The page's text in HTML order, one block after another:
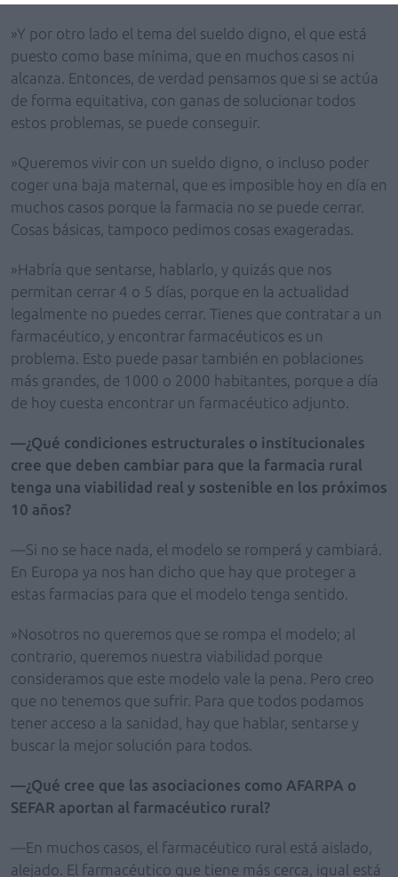
»Y por otro lado el tema del sueldo digno, el que está
puesto como base mínima, que en muchos casos ni
alcanza. Entonces, de verdad pensamos que si se actúa
de forma equitativa, con ganas de solucionar todos
estos problemas, se puede conseguir.
»Queremos vivir con un sueldo digno, o incluso poder
coger una baja maternal, que es imposible hoy en día en
muchos casos porque la farmacia no se puede cerrar.
Cosas básicas, tampoco pedimos cosas exageradas.
»Habría que sentarse, hablarlo, y quizás que nos
permitan cerrar 4 o 5 días, porque en la actualidad
legalmente no puedes cerrar. Tienes que contratar a un
farmacéutico, y encontrar farmacéuticos es un
problema. Esto puede pasar también en poblaciones
más grandes, de 1000 o 2000 habitantes, porque a día
de hoy cuesta encontrar un farmacéutico adjunto.
—¿Qué condiciones estructurales o institucionales
cree que deben cambiar para que la farmacia rural
tenga una viabilidad real y sostenible en los próximos
10 años?
—Si no se hace nada, el modelo se romperá y cambiará.
En Europa ya nos han dicho que hay que proteger a
estas farmacias para que el modelo tenga sentido.
»Nosotros no queremos que se rompa el modelo; al
contrario, queremos nuestra viabilidad porque
consideramos que este modelo vale la pena. Pero creo
que no tenemos que sufrir. Para que todos podamos
tener acceso a la sanidad, hay que hablar, sentarse y
buscar la mejor solución para todos.
—¿Qué cree que las asociaciones como AFARPA o
SEFAR aportan al farmacéutico rural?
—En muchos casos, el farmacéutico rural está aislado,
alejado. El farmacéutico que tiene más cerca, igual está